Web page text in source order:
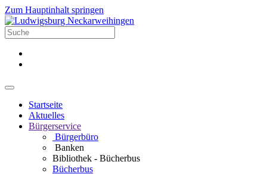
Zum Hauptinhalt springen
Startseite
Aktuelles
Bürgerservice
Bürgerbüro
Banken
Bibliothek - Bücherbus
Bücherbus